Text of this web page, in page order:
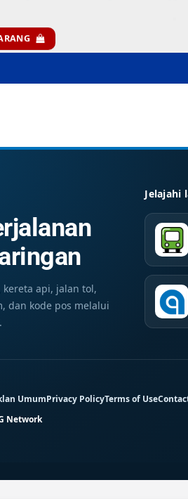
api, jalan tol,
dan kode pos melalui
Jelajahi
UmumPrivacy PolicyTerms of Use
Network